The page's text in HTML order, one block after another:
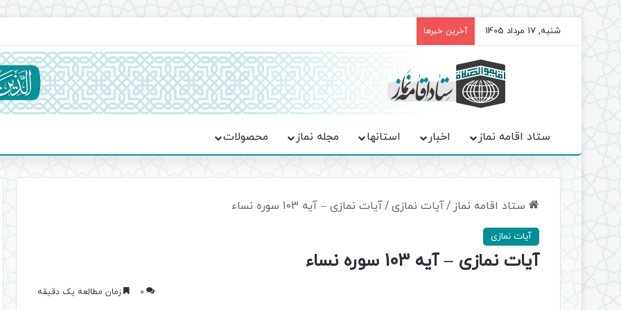
شنبه, 17 مرداد 1405 آخرین خبرها
ستاد اقامه نماز اخبار استانها مجله نماز محصولات
ستاد اقامه نماز /آیات نمازی/آیات نمازی – آیه 103 سوره نساء
آیات نمازی
آیات نمازی – آیه 103 سوره نساء
0 زمان مطالعه یک دقیقه